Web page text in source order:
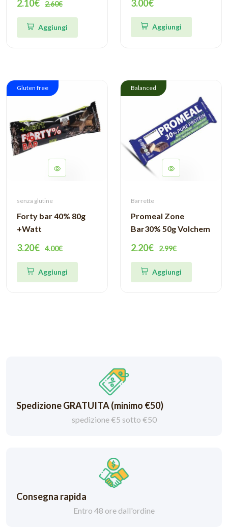
2.10€ 2.60€
Aggiungi
3.00€
Aggiungi
Gluten free
senza glutine
Forty bar 40% 80g
+Watt
3.20€ 4.00€
Aggiungi
Balanced
Barrette
Promeal Zone
Bar30% 50g Volchem
2.20€ 2.99€
Aggiungi
Spedizione GRATUITA (minimo €50)
spedizione €5 sotto €50
Consegna rapida
Entro 48 ore dall'ordine